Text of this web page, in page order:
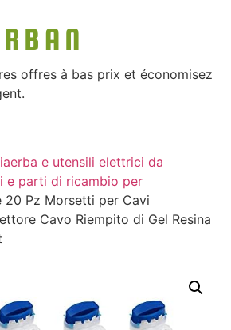
offres à bas prix et économisez
e utensili elettrici da
e parti di ricambio per
20 Pz Morsetti per Cavi
Cavo Riempito di Gel Resina